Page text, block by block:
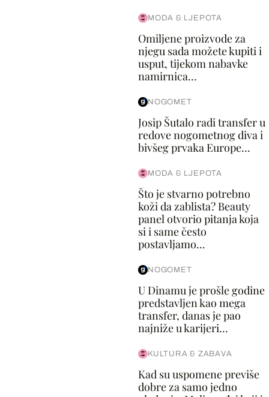
MODA & LJEPOTA
Omiljene proizvode za
njegu sada možete kupiti i
usput, tijekom nabavke
namirnica...
NOGOMET
Josip Šutalo radi transfer u
redove nogometnog diva i
bivšeg prvaka Europe...
MODA & LJEPOTA
Što je stvarno potrebno
koži da zablista? Beauty
panel otvorio pitanja koja
si i same često
postavljamo...
NOGOMET
U Dinamu je prošle godine
predstavljen kao mega
transfer, danas je pao
najniže u karijeri...
KULTURA & ZABAVA
Kad su uspomene previše
dobre za samo jedno